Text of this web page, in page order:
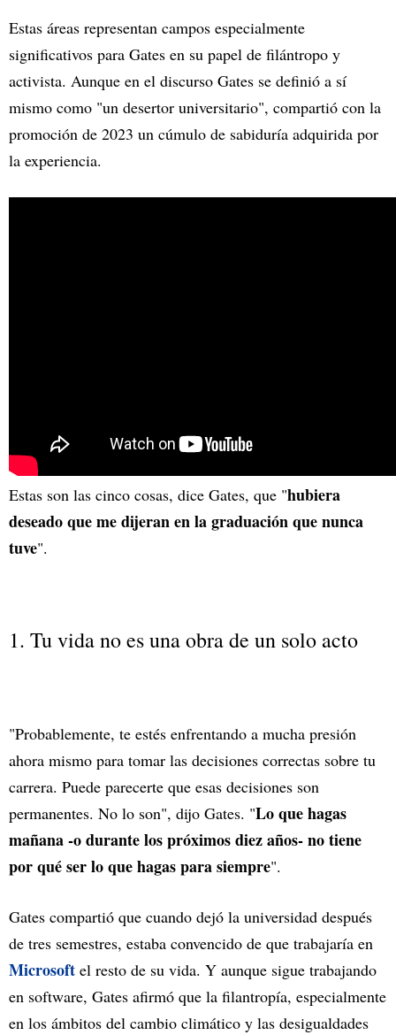
Estas áreas representan campos especialmente
significativos para Gates en su papel de filántropo y
activista. Aunque en el discurso Gates se definió a sí
mismo como "un desertor universitario", compartió con la
promoción de 2023 un cúmulo de sabiduría adquirida por
la experiencia.
Estas son las cinco cosas, dice Gates, que "hubiera
deseado que me dijeran en la graduación que nunca
tuve".
1. Tu vida no es una obra de un solo acto
"Probablemente, te estés enfrentando a mucha presión
ahora mismo para tomar las decisiones correctas sobre tu
carrera. Puede parecerte que esas decisiones son
permanentes. No lo son", dijo Gates. "Lo que hagas
mañana -o durante los próximos diez años- no tiene
por qué ser lo que hagas para siempre".
Gates compartió que cuando dejó la universidad después
de tres semestres, estaba convencido de que trabajaría en
Microsoft el resto de su vida. Y aunque sigue trabajando
en software, Gates afirmó que la filantropía, especialmente
en los ámbitos del cambio climático y las desigualdades